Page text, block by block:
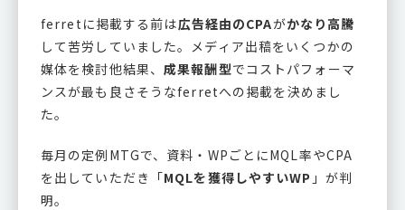
ferretに掲載する前は広告経由のCPAがかなり高騰
して苦労していました。メディア出稿をいくつかの
媒体を検討他結果、成果報酬型でコストパフォーマ
ンスが最も良さそうなferretへの掲載を決めまし
た。
毎月の定例MTGで、資料・WPごとにMQL率やCPA
を出していただき「MQLを獲得しやすいWP 」が判
明。